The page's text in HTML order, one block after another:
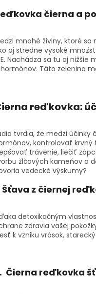
čierna a
mnohé živiny, ktoré
aj stredne vysoké
Nachádza sa tu aj
Táto zelenina
reďkovka:
tvrdia, že medzi
kontrolovať krvný
trávenie, liečiť
žlčových kameňov a
vedecké výskumy?
Šťava z čiernej
detoxikačným
zdravia vašej
k vzniku vrások,
Čierna reďkovka